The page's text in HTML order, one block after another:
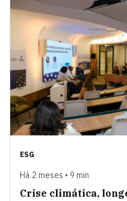
ESG
Há 2 meses • 9 min
Crise climática,